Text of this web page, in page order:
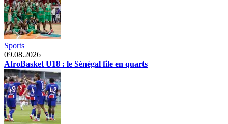
Sports
09.08.2026
AfroBasket U18 : le Sénégal file en quarts